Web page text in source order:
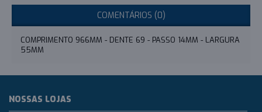
COMENTÁRIOS (0)
COMPRIMENTO 966MM - DENTE 69 - PASSO 14MM - LARGURA
55MM
NOSSAS LOJAS